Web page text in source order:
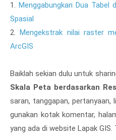
1. Menggabungkan Dua Tabel
Spasial
2.Mengekstrak nilai raster
ArcGIS
Baiklah sekian dulu untuk
Skala Peta berdasarkan
saran, tanggapan,
gunakan kotak komentar,
yang ada di website Lapak GIS.